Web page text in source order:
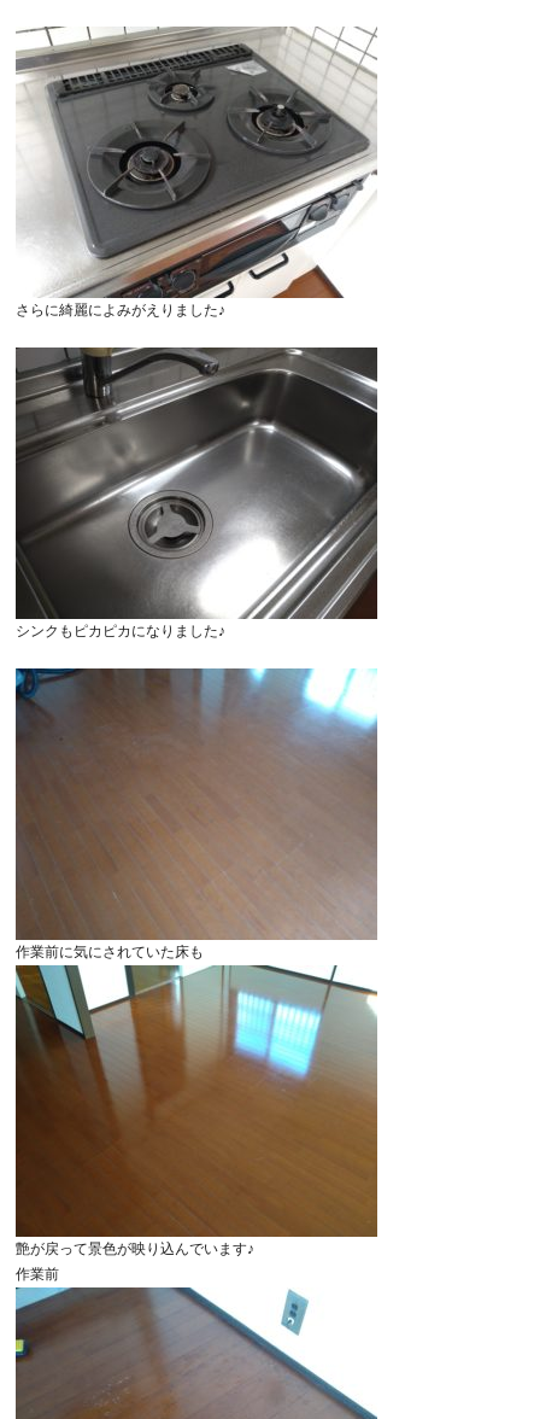
さらに綺麗によみがえりました♪
シンクもピカピカになりました♪
作業前に気にされていた床も
艶が戻って景色が映り込んでいます♪
作業前